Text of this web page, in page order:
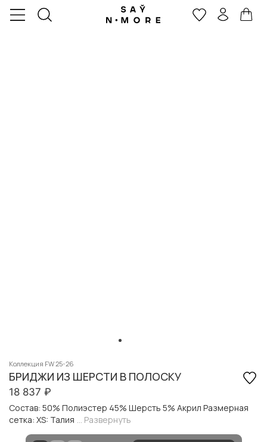
Коллекция FW 25-26
БРИДЖИ ИЗ ШЕРСТИ В ПОЛОСКУ
18 837 ₽
Состав: 50% Полиэстер 45% Шерсть 5% Акрил Размерная
сетка: XS: Талия
... Развернуть